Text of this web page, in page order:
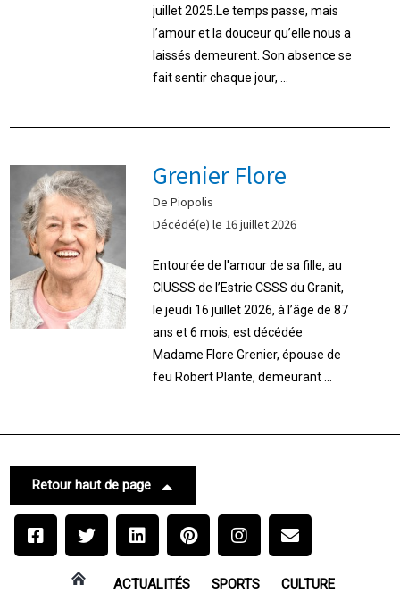
juillet 2025.Le temps passe, mais
l’amour et la douceur qu’elle nous a
laissés demeurent. Son absence se
fait sentir chaque jour, ...
Grenier Flore
De Piopolis
Décédé(e) le 16 juillet 2026
Entourée de l'amour de sa fille, au
CIUSSS de l’Estrie CSSS du Granit,
le jeudi 16 juillet 2026, à l’âge de 87
ans et 6 mois, est décédée
Madame Flore Grenier, épouse de
feu Robert Plante, demeurant ...
Retour haut de page
ACTUALITÉS SPORTS CULTURE